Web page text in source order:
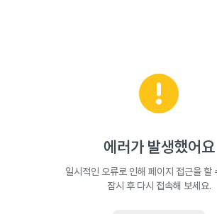
에러가 발생했어요
일시적인 오류로 인해 페이지 접근을 할
잠시 후 다시 접속해 보세요.